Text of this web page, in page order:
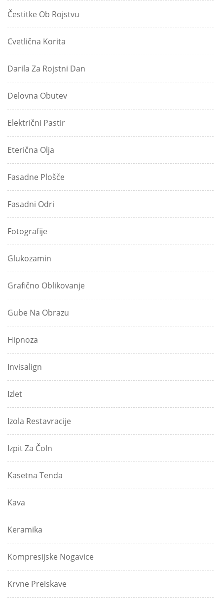
Čestitke Ob Rojstvu
Cvetlična Korita
Darila Za Rojstni Dan
Delovna Obutev
Električni Pastir
Eterična Olja
Fasadne Plošče
Fasadni Odri
Fotografije
Glukozamin
Grafično Oblikovanje
Gube Na Obrazu
Hipnoza
Invisalign
Izlet
Izola Restavracije
Izpit Za Čoln
Kasetna Tenda
Kava
Keramika
Kompresijske Nogavice
Krvne Preiskave